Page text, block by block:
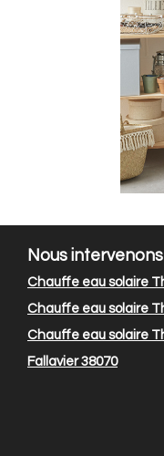
Nous
Chauffe eau solaire
Chauffe eau solaire
Chauffe eau solaire
Fallavier 38070